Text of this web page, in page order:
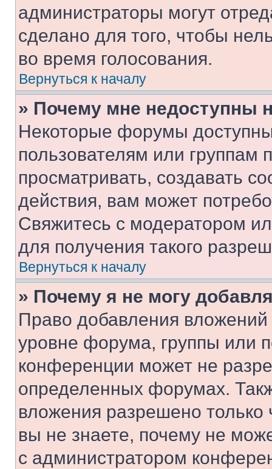
администраторы могут
сделано для того, чтобы
во время голосования.
Вернуться к началу
» Почему мне недоступны
Некоторые форумы
пользователям или группам
просматривать, создавать
действия, вам может
Свяжитесь с модератором
для получения такого
Вернуться к началу
» Почему я не могу
Право добавления
уровне форума, группы или
конференции может не
определенных форумах.
вложения разрешено
вы не знаете, почему не
с администратором